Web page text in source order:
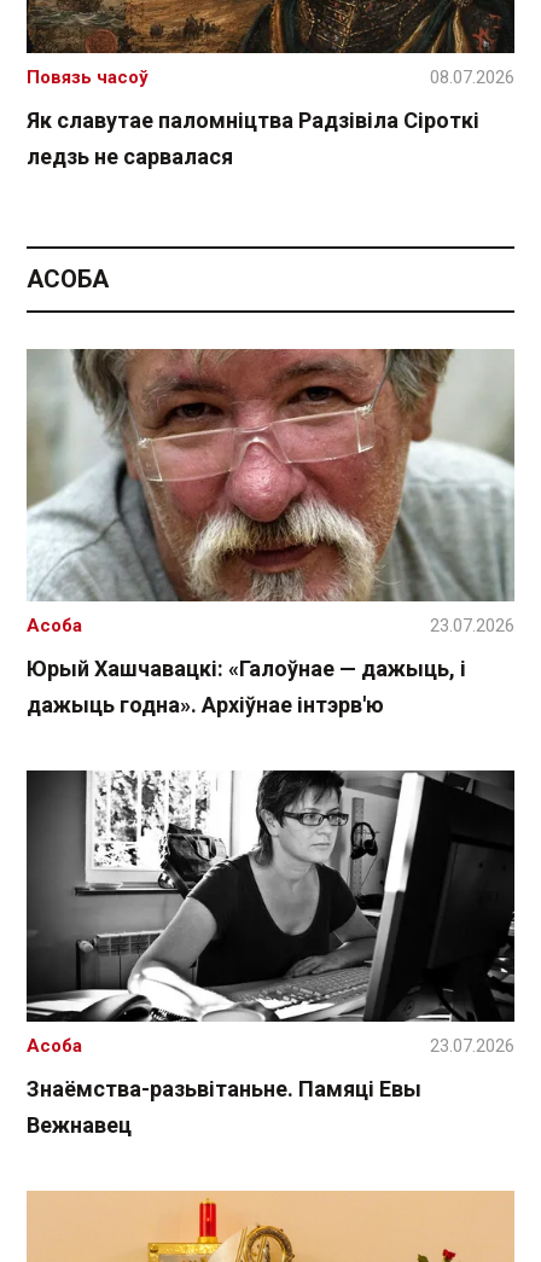
Як славутае паломніцтва Радзівіла Сіроткі
ледзь не сарвалася
Повязь часоў 08.07.2026
АСОБА
Юрый Хашчавацкі: «Галоўнае — дажыць, і
дажыць годна». Архіўнае інтэрв'ю
Асоба 23.07.2026
Знаёмства-разьвітаньне. Памяці Евы
Вежнавец
Асоба 23.07.2026